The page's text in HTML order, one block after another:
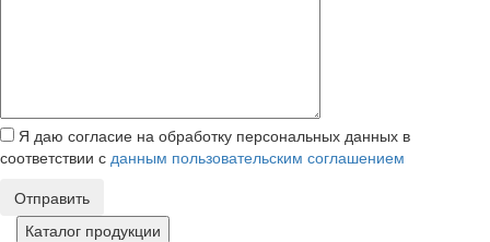
Я даю согласие на обработку персональных данных в
соответствии с данным пользовательским соглашением
Отправить
Каталог продукции